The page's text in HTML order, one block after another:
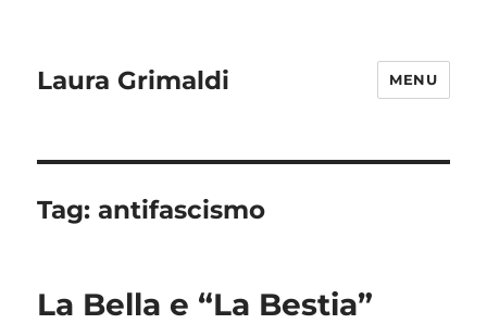
Laura Grimaldi MENU
Tag:antifascismo
La Bella e “La Bestia”